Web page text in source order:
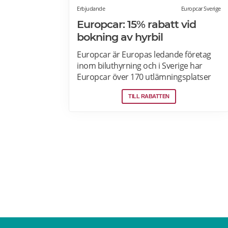
Erbjudande Europcar Sverige
Europcar: 15% rabatt vid
bokning av hyrbil
Europcar är Europas ledande företag
inom biluthyrning och i Sverige har
Europcar över 170 utlämningsplatser
och mer än 6000 bilar. Ta del av våra
aktuella erbjudanden och läs mer om
TILL RABATTEN